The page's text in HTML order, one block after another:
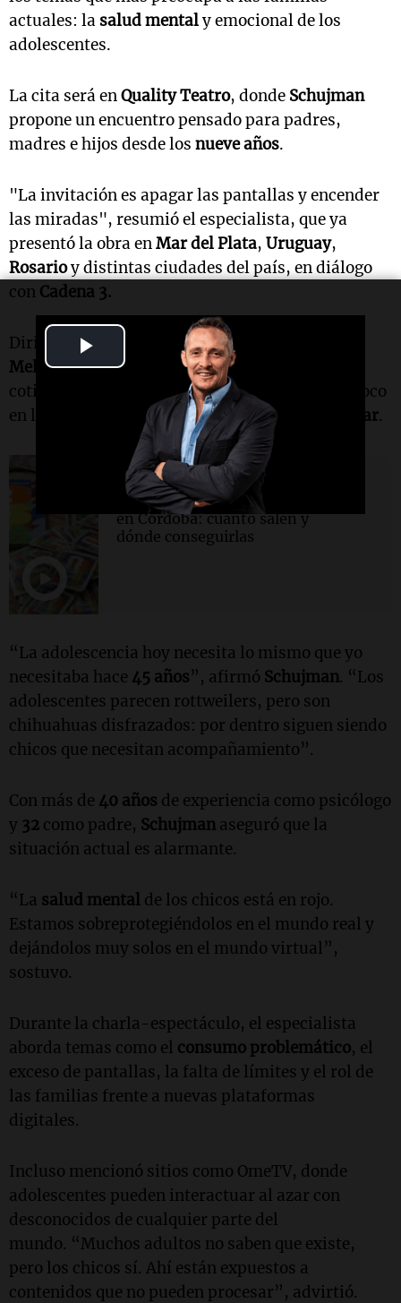
actuales: la salud mentaly emocional de los
adolescentes.
La cita será enQuality Teatro, donde Schujman
propone un encuentro pensado para padres,
madres e hijos desde los nueve años.
"La invitación es apagar las pantallas y encender
las miradas", resumió el especialista, que ya
presentó la obra enMar del Plata, Uruguay,
Rosarioy distintas ciudades del país, en diálogo
con Cadena 3.
Dirigido por Eugenia Tobaljunto a
Meling, el espectáculo atraviesa experiencias
cotidianas de la crianza adolescente y pone el foco
en la necesidad de reconstruir elvínculo familiar.
Viva la Radio
Furor por figuritas del Mundial
en Córdoba: cuánto salen y
dónde conseguirlas
“La adolescencia hoy necesita lo mismo que yo
necesitaba hace 45 años”, afirmó Schujman. “Los
adolescentes parecen rottweilers, pero son
chihuahuas disfrazados: por dentro siguen siendo
chicos que necesitan acompañamiento”.
Con más de 40 años de experiencia como psicólogo
y 32 como padre, Schujman aseguró que la
situación actual es alarmante.
“La salud mental de los chicos está en rojo.
Estamos sobreprotegiéndolos en el mundo real y
dejándolos muy solos en el mundo virtual”,
sostuvo.
Durante la charla-espectáculo, el especialista
aborda temas como el consumo problemático, el
exceso de pantallas, la falta de límites y el rol de
las familias frente a nuevas plataformas
digitales.
Incluso mencionó sitios como OmeTV, donde
adolescentes pueden interactuar al azar con
desconocidos de cualquier parte del
mundo. “Muchos adultos no saben que existe,
pero los chicos sí. Ahí están expuestos a
contenidos que no pueden procesar”, advirtió.